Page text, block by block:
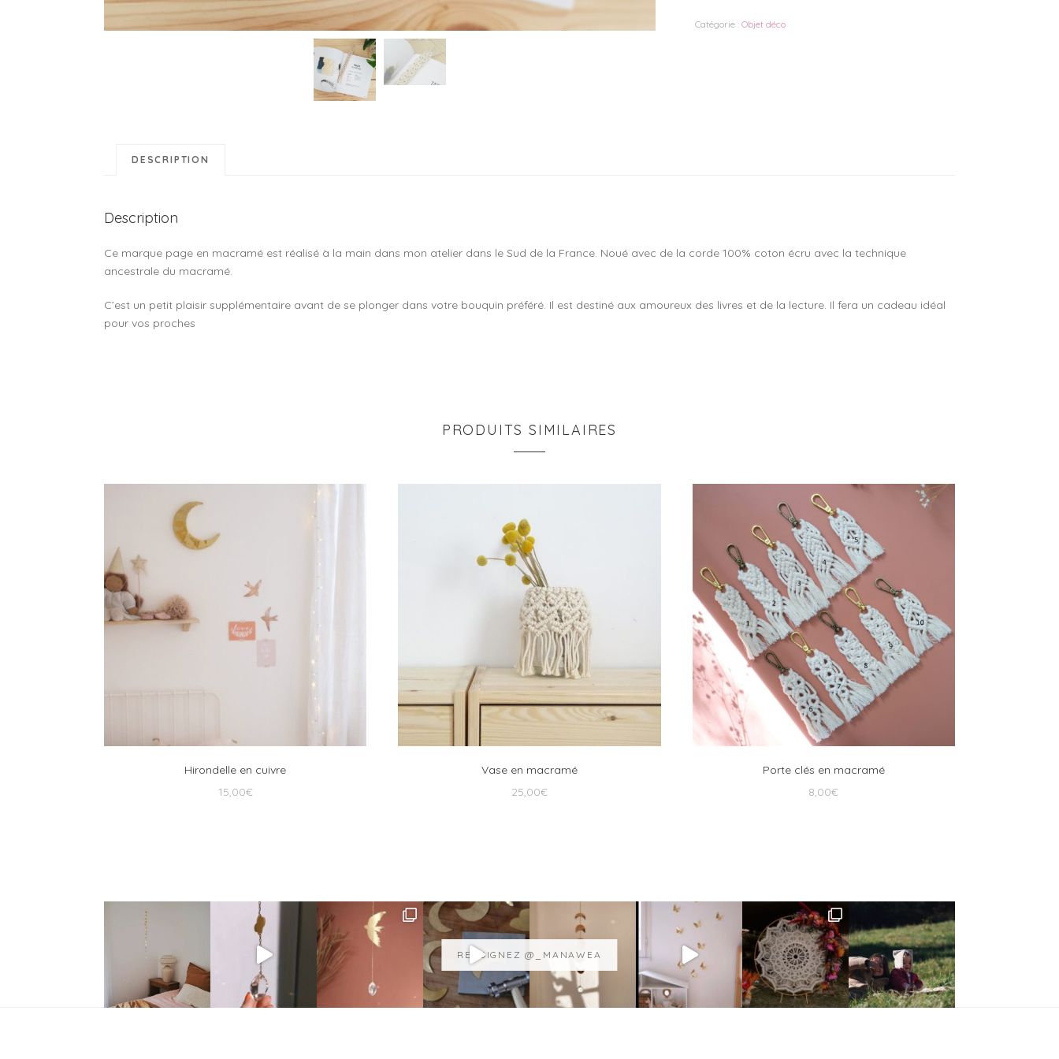
page
Catégorie : Objet déco
DESCRIPTION
Description
Ce marque page en macramé est réalisé à la main dans mon atelier dans le Sud de la France. Noué avec de la corde 100% coton écru avec la technique
ancestrale du macramé.
C’est un petit plaisir supplémentaire avant de se plonger dans votre bouquin préféré. Il est destiné aux amoureux des livres et de la lecture. Il fera un cadeau idéal
pour vos proches
PRODUITS SIMILAIRES
Hirondelle en cuivre
15,00€
Vase en macramé
25,00€
Porte clés en macramé
8,00€
REJOIGNEZ @_MANAWEA